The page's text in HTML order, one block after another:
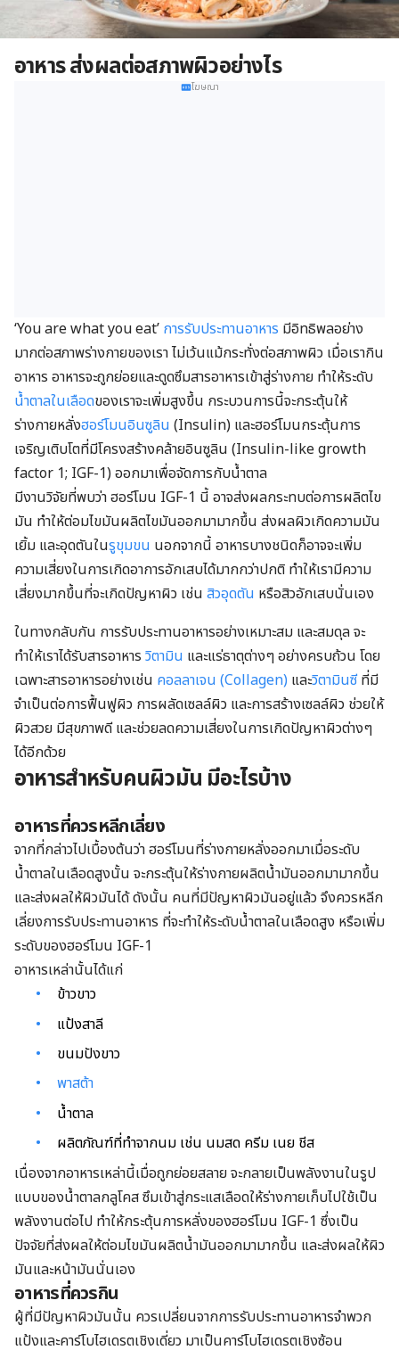
อาหาร ส่งผลต่อสภาพผิวอย่างไร
โฆษณา
‘You are what you eat’ การรับประทานอาหาร มีอิทธิพลอย่าง
มากต่อสภาพร่างกายของเรา ไม่เว้นแม้กระทั่งต่อสภาพผิว เมื่อเรากิน
อาหาร อาหารจะถูกย่อยและดูดซึมสารอาหารเข้าสู่ร่างกาย ทำให้ระดับ
น้ำตาลในเลือดของเราจะเพิ่มสูงขึ้น กระบวนการนี้จะกระตุ้นให้
ร่างกายหลั่งฮอร์โมนอินซูลิน (Insulin) และฮอร์โมนกระตุ้นการ
เจริญเติบโตที่มีโครงสร้างคล้ายอินซูลิน (Insulin-like growth
factor 1; IGF-1) ออกมาเพื่อจัดการกับน้ำตาล
มีงานวิจัยที่พบว่า ฮอร์โมน IGF-1 นี้ อาจส่งผลกระทบต่อการผลิตไข
มัน ทำให้ต่อมไขมันผลิตไขมันออกมามากขึ้น ส่งผลผิวเกิดความมัน
เยิ้ม และอุดตันในรูขุมขน นอกจากนี้ อาหารบางชนิดก็อาจจะเพิ่ม
ความเสี่ยงในการเกิดอาการอักเสบได้มากกว่าปกติ ทำให้เรามีความ
เสี่ยงมากขึ้นที่จะเกิดปัญหาผิว เช่น สิวอุดตัน หรือสิวอักเสบนั่นเอง
ในทางกลับกัน การรับประทานอาหารอย่างเหมาะสม และสมดุล จะ
ทำให้เราได้รับสารอาหาร วิตามิน และแร่ธาตุต่างๆ อย่างครบถ้วน โดย
เฉพาะสารอาหารอย่างเช่น คอลลาเจน (Collagen) และวิตามินซีที่มี
จำเป็นต่อการฟื้นฟูผิว การผลัดเซลล์ผิว และการสร้างเซลล์ผิว ช่วยให้
ผิวสวย มีสุขภาพดี และช่วยลดความเสี่ยงในการเกิดปัญหาผิวต่างๆ
ได้อีกด้วย
อาหารสำหรับคนผิวมัน มีอะไรบ้าง
อาหารที่ควรหลีกเลี่ยง
จากที่กล่าวไปเบื้องต้นว่า ฮอร์โมนที่ร่างกายหลั่งออกมาเมื่อระดับ
น้ำตาลในเลือดสูงนั้น จะกระตุ้นให้ร่างกายผลิตน้ำมันออกมามากขึ้น
และส่งผลให้ผิวมันได้ ดังนั้น คนที่มีปัญหาผิวมันอยู่แล้ว จึงควรหลีก
เลี่ยงการรับประทานอาหาร ที่จะทำให้ระดับน้ำตาลในเลือดสูง หรือเพิ่ม
ระดับของฮอร์โมน IGF-1
อาหารเหล่านั้นได้แก่
ข้าวขาว
แป้งสาลี
ขนมปังขาว
พาสต้า
น้ำตาล
ผลิตภัณฑ์ที่ทำจากนม เช่น นมสด ครีม เนย ชีส
เนื่องจากอาหารเหล่านี้เมื่อถูกย่อยสลาย จะกลายเป็นพลังงานในรูป
แบบของน้ำตาลกลูโคส ซึมเข้าสู่กระแสเลือดให้ร่างกายเก็บไปใช้เป็น
พลังงานต่อไป ทำให้กระตุ้นการหลั่งของฮอร์โมน IGF-1 ซึ่งเป็น
ปัจจัยที่ส่งผลให้ต่อมไขมันผลิตน้ำมันออกมามากขึ้น และส่งผลให้ผิว
มันและหน้ามันนั่นเอง
อาหารที่ควรกิน
ผู้ที่มีปัญหาผิวมันนั้น ควรเปลี่ยนจากการรับประทานอาหารจำพวก
แป้งและคาร์โบไฮเดรตเชิงเดี่ยว มาเป็นคาร์โบไฮเดรตเชิงซ้อน